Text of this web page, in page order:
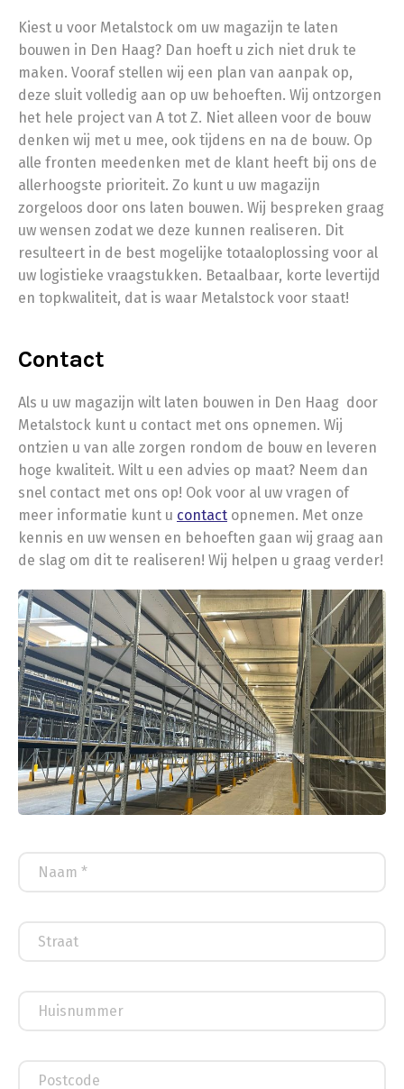
Kiest u voor Metalstock om uw magazijn te laten
bouwen in Den Haag? Dan hoeft u zich niet druk te
maken. Vooraf stellen wij een plan van aanpak op,
deze sluit volledig aan op uw behoeften. Wij ontzorgen
het hele project van A tot Z. Niet alleen voor de bouw
denken wij met u mee, ook tijdens en na de bouw. Op
alle fronten meedenken met de klant heeft bij ons de
allerhoogste prioriteit. Zo kunt u uw magazijn
zorgeloos door ons laten bouwen. Wij bespreken graag
uw wensen zodat we deze kunnen realiseren. Dit
resulteert in de best mogelijke totaaloplossing voor al
uw logistieke vraagstukken. Betaalbaar, korte levertijd
en topkwaliteit, dat is waar Metalstock voor staat!
Contact
Als u uw magazijn wilt laten bouwen in Den Haag door
Metalstock kunt u contact met ons opnemen. Wij
ontzien u van alle zorgen rondom de bouw en leveren
hoge kwaliteit. Wilt u een advies op maat? Neem dan
snel contact met ons op! Ook voor al uw vragen of
meer informatie kunt u contact opnemen. Met onze
kennis en uw wensen en behoeften gaan wij graag aan
de slag om dit te realiseren! Wij helpen u graag verder!